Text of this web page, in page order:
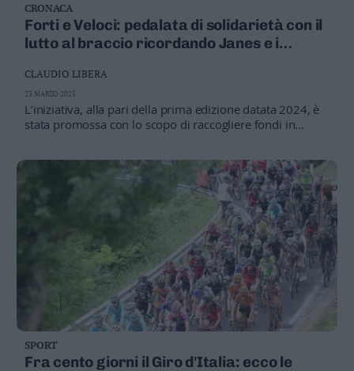
CRONACA
Forti e Veloci: pedalata di solidarietà con il
lutto al braccio ricordando Janes e i
L’iniziativa, alla pari della prima edizione datata 2024, è
stata promossa con lo scopo di raccogliere fondi in
ricordo di Silvano Janes, drammaticamente morto a
causa di un malore nell’autunno scorso, mentre
partecipava ai campionati europei gravel. E si è voluto
ricordare anche Katia Demozzi, morta in Kenya
CLAUDIO LIBERA
23 MARZO 2025
SPORT
Fra cento giorni il Giro d'Italia: ecco le